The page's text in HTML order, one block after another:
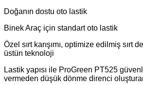
Doğanın dostu oto lastik
Binek Araç için standart oto lastik
Özel sırt karışımı, optimize edilmiş sırt
üstün teknoloji
Lastik yapısı ile ProGreen PT525
vermeden düşük dönme direnci